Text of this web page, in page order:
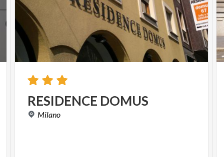
RESIDENCE DOMUS
Milano